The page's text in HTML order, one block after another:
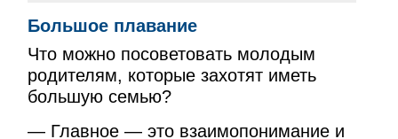
Большое плавание
Что можно посоветовать молодым
родителям, которые захотят иметь
большую семью?
— Главное — это взаимопонимание и